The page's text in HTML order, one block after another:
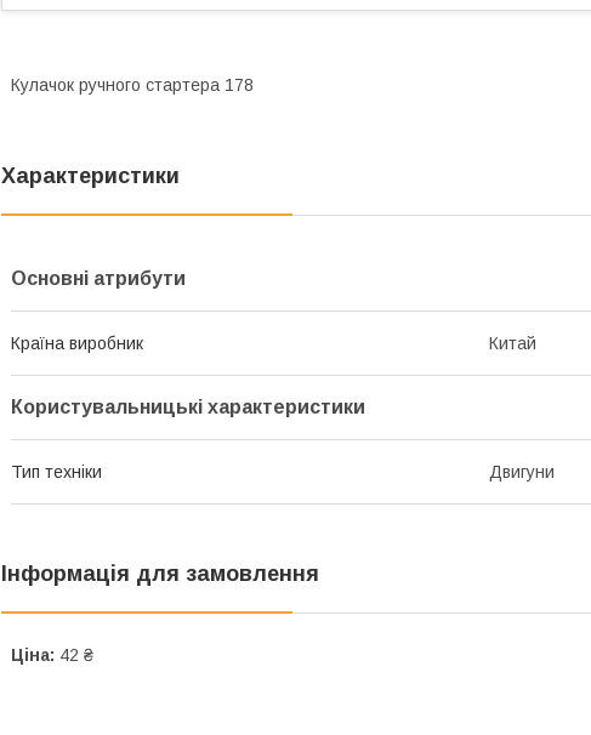
Кулачок ручного стартера 178
Характеристики
Основні атрибути
Країна виробник Китай
Користувальницькі характеристики
Тип техніки Двигуни
Інформація для замовлення
Ціна: 42 ₴